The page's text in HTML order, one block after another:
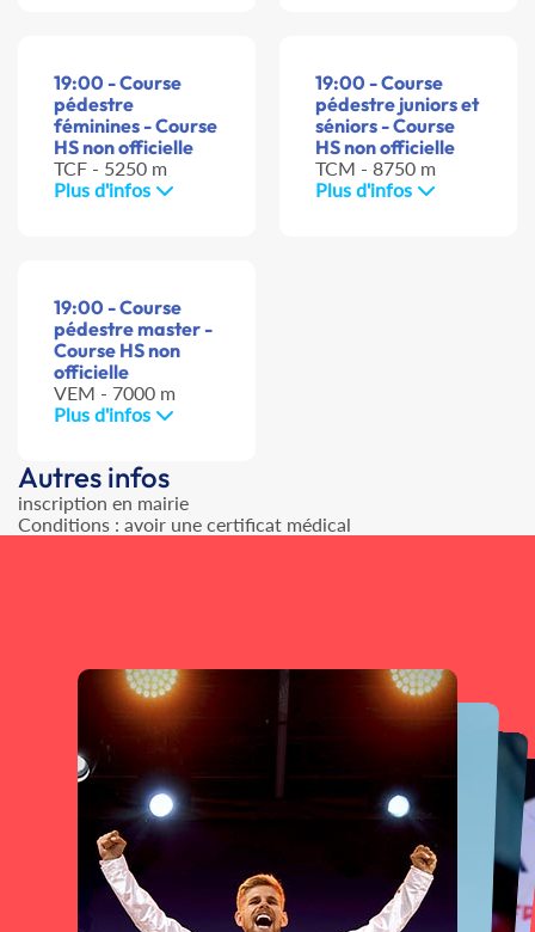
19:00 - Course
pédestre
féminines - Course
HS non officielle
TCF - 5250 m
Plus d'infos
19:00 - Course
pédestre juniors et
séniors - Course
HS non officielle
TCM - 8750 m
Plus d'infos
19:00 - Course
pédestre master -
Course HS non
officielle
VEM - 7000 m
Plus d'infos
Autres infos
inscription en mairie
Conditions : avoir une certificat médical